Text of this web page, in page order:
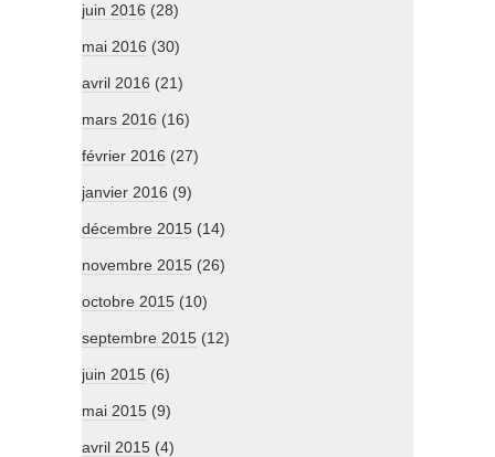
juin 2016 (28)
mai 2016 (30)
avril 2016 (21)
mars 2016 (16)
février 2016 (27)
janvier 2016 (9)
décembre 2015 (14)
novembre 2015 (26)
octobre 2015 (10)
septembre 2015 (12)
juin 2015 (6)
mai 2015 (9)
avril 2015 (4)